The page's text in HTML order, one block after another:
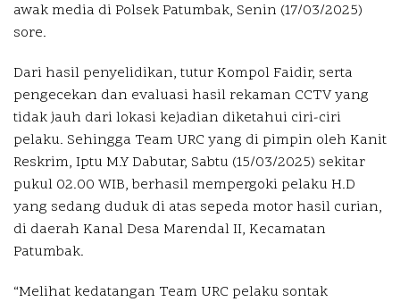
awak media di Polsek Patumbak, Senin (17/03/2025)
sore.
Dari hasil penyelidikan, tutur Kompol Faidir, serta
pengecekan dan evaluasi hasil rekaman CCTV yang
tidak jauh dari lokasi kejadian diketahui ciri-ciri
pelaku. Sehingga Team URC yang di pimpin oleh Kanit
Reskrim, Iptu M.Y Dabutar, Sabtu (15/03/2025) sekitar
pukul 02.00 WIB, berhasil mempergoki pelaku H.D
yang sedang duduk di atas sepeda motor hasil curian,
di daerah Kanal Desa Marendal II, Kecamatan
Patumbak.
“Melihat kedatangan Team URC pelaku sontak